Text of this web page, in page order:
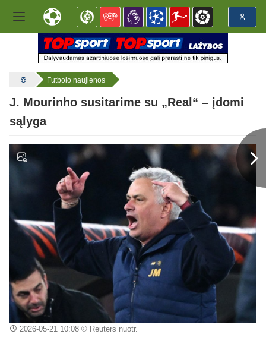
Futbolo naujienos
J. Mourinho susitarime su „Real“ – įdomi
sąlyga
2026-05-21 10:08© Reuters nuotr.